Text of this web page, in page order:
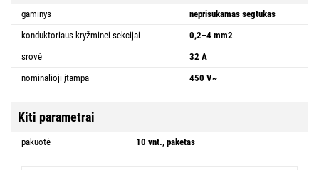
gaminys
neprisukamas segtukas
konduktoriaus kryžminei sekcijai
0,2–4 mm2
srovė
32 A
nominalioji įtampa
450 V~
Kiti parametrai
pakuotė 10 vnt., paketas